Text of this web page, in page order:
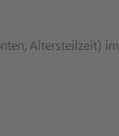
Altersteilzeit) im